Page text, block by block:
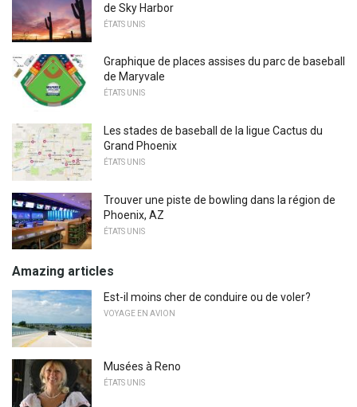
de Sky Harbor
ÉTATS UNIS
Graphique de places assises du parc de baseball
de Maryvale
ÉTATS UNIS
Les stades de baseball de la ligue Cactus du
Grand Phoenix
ÉTATS UNIS
Trouver une piste de bowling dans la région de
Phoenix, AZ
ÉTATS UNIS
Amazing articles
Est-il moins cher de conduire ou de voler?
VOYAGE EN AVION
Musées à Reno
ÉTATS UNIS